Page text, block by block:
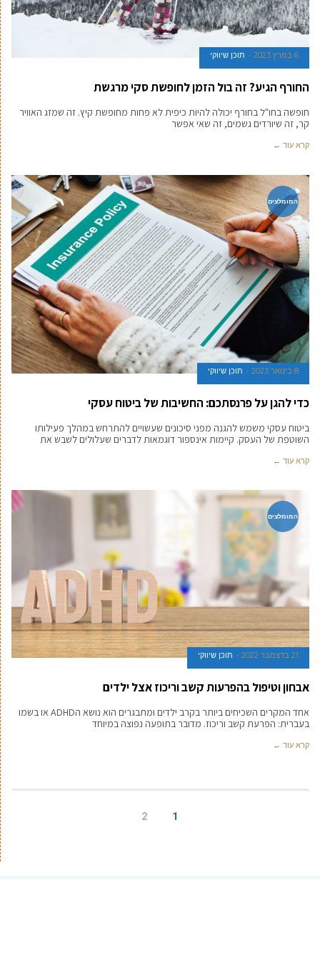
6 במרץ 2023 תוכן שיווקי
החורף הגיע? זה בול הזמן לחופשת סקי מרגשת
חופשה בחו"ל בחורף יכולה להיות כיפית לא פחות מחופשת קיץ. זה שמזג האוויר
קר, זה שיורדים גשמים, זה שאי אפשר
קרא עוד ←
המומלצים
8 בינואר 2023 תוכן שיווקי
כדי להגן על פרנסתכם: החשיבות של ביטוח עסקי
ביטוח עסקי משמש להגנה מפני סיכונים שעשויים להתרחש במהלך פעילותו
השוטפת של העסק. קיימות אינספור דוגמאות לדברים שעלולים לשבש את
קרא עוד ←
המומלצים
21 בדצמבר 2022 תוכן שיווקי
אבחון וטיפול בהפרעות קשב וריכוז אצל ילדים
אחד המקרים השכיחים ביותר בקרב ילדים ומתבגרים הוא נושא הADHD או בשמו
בעברית: הפרעת קשב וריכוז. מדובר בתופעה נפוצה במיוחד
קרא עוד ←
1
2